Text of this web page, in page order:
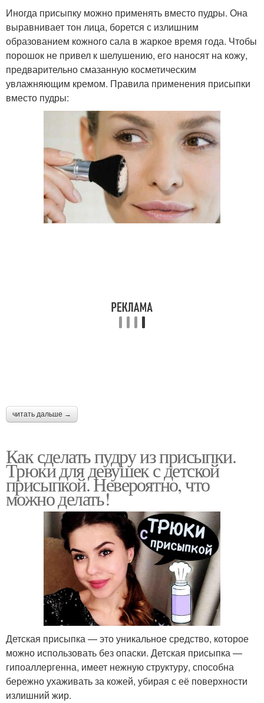
Иногда присыпку можно применять вместо пудры. Она
выравнивает тон лица, борется с излишним
образованием кожного сала в жаркое время года. Чтобы
порошок не привел к шелушению, его наносят на кожу,
предварительно смазанную косметическим
увлажняющим кремом. Правила применения присыпки
вместо пудры:
читать дальше →
Как сделать пудру из присыпки.
Трюки для девушек с детской
присыпкой. Невероятно, что
можно делать!
Детская присыпка — это уникальное средство, которое
можно использовать без опаски. Детская присыпка —
гипоаллергенна, имеет нежную структуру, способна
бережно ухаживать за кожей, убирая с её поверхности
излишний жир.